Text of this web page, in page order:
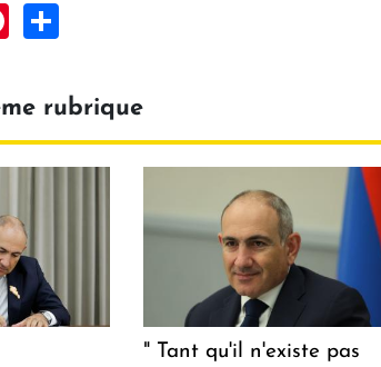
Pinterest
rubrique
" Tant qu'il n'existe pas